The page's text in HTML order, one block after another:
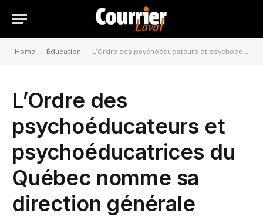
Home - Éducation - L’Ordre des psychoéducateurs et psychoéducatrices du Québec nomme sa direction générale
L’Ordre des
psychoéducateurs et
psychoéducatrices du
Québec nomme sa
direction générale